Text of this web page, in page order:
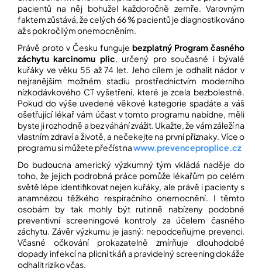
pacientů na něj bohužel každoročně zemře. Varovným
faktem zůstává, že celých 66 % pacientů je diagnostikováno
až s pokročilým onemocněním.
Právě proto v Česku funguje bezplatný Program časného
záchytu karcinomu plic, určený pro současné i bývalé
kuřáky ve věku 55 až 74 let. Jeho cílem je odhalit nádor v
nejranějším možném stadiu prostřednictvím moderního
nízkodávkového CT vyšetření, které je zcela bezbolestné.
Pokud do výše uvedené věkové kategorie spadáte a váš
ošetřující lékař vám účast v tomto programu nabídne, měli
byste ji rozhodně a bez váhání zvážit. Ukažte, že vám záleží na
vlastním zdraví a životě, a nečekejte na první příznaky. Více o
programu si můžete přečíst nawww.prevenceproplice.cz
Do budoucna americký výzkumný tým vkládá naděje do
toho, že jejich podrobná práce pomůže lékařům po celém
světě lépe identifikovat nejen kuřáky, ale právě i pacienty s
anamnézou těžkého respiračního onemocnění. I těmto
osobám by tak mohly být rutinně nabízeny podobné
preventivní screeningové kontroly za účelem časného
záchytu. Závěr výzkumu je jasný: nepodceňujme prevenci.
Včasné očkování prokazatelně zmírňuje dlouhodobé
dopady infekcí na plicní tkáň a pravidelný screening dokáže
odhalit riziko včas.